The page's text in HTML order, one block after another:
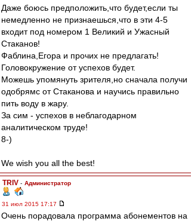
Даже боюсь предположить,что будет,если ты
немедленно не признаешься,что в эти 4-5
входит под номером 1 Великий и Ужасный
Стаканов!
Фаблина,Егора и прочих не предлагать!
Головокружение от успехов будет.
Можешь упомянуть зрителя,но сначала получи
одобрямс от Стаканова и научись правильно
пить воду в жару.
За сим - успехов в неблагодарном
аналитическом труде!
8-)
We wish you all the best!
TRIV - Администратор
31 июл 2015 17:17
Очень порадовала программа абонементов на